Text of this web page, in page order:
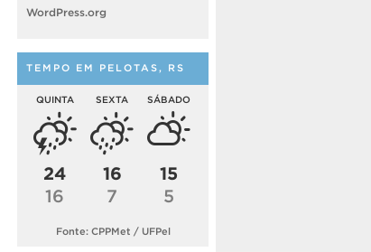
WordPress.org
TEMPO EM PELOTAS, RS
QUINTA
24
16
SEXTA
16
7
SÁBADO
15
5
Fonte: CPPMet / UFPel